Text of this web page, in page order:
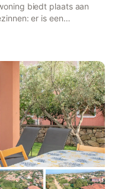
biedt plaats aan
er is een
één met 2
en een kinderstoel. Buiten
privéterras met